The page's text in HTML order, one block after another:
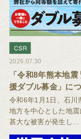
2026.07.30
「令和8年熊本地震
援ダブル募金」に
令和6年1月1日、石川
地方を中心とした地震
甚大な被害が発生し...